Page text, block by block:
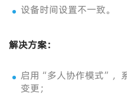
设备时间设置不一致。
解决方案：
启用“多人协作模式”，
变更；